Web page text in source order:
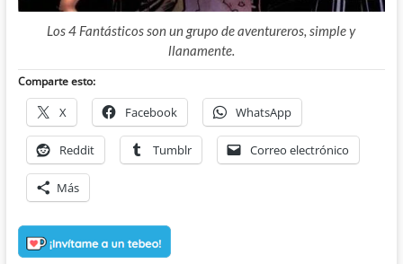
Los 4 Fantásticos son un grupo de aventureros, simple y
llanamente.
Comparte esto:
X Facebook WhatsApp
Reddit Tumblr Correo electrónico
Más